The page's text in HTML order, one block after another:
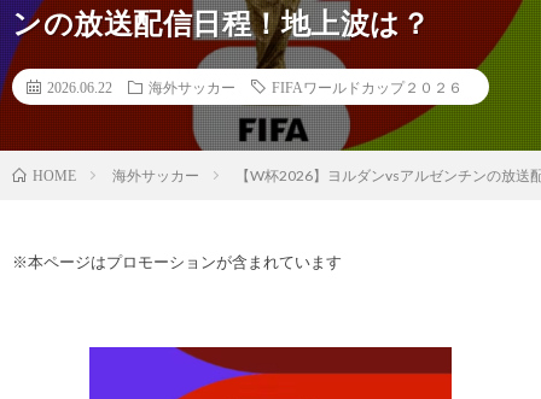
ンの放送配信日程！地上波は？
2026.06.22 海外サッカー FIFAワールドカップ２０２６
HOME 海外サッカー 【W杯2026】ヨルダンvsアルゼンチンの放送
※本ページはプロモーションが含まれています